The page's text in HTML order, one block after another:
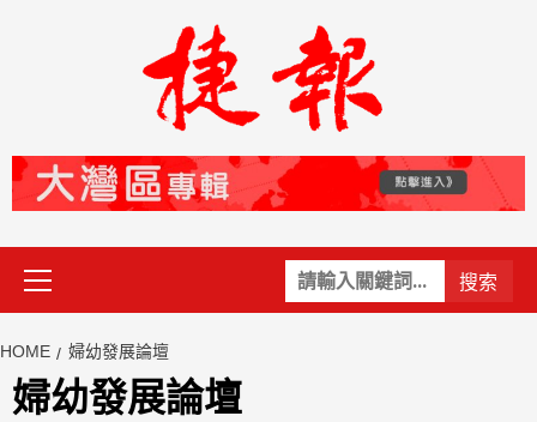
關
鍵
Primary
Menu
HOME 婦幼發展論壇
婦幼發展論壇